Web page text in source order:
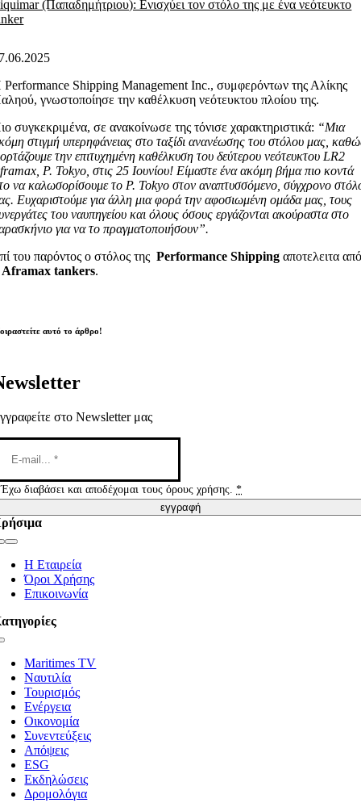
(Παπαδημήτριου): Ενισχύει τον στόλο της με ένα νεότευκτο
Performance Shipping Management Inc., συμφερόντων της Αλίκης
γνωστοποίησε την καθέλκυση νεότευκτου πλοίου της.
συγκεκριμένα, σε ανακοίνωσε της τόνισε χαρακτηριστικά: “Μια
στιγμή υπερηφάνειας στο ταξίδι ανανέωσης του στόλου μας,
την επιτυχημένη καθέλκυση του δεύτερου νεότευκτου LR2
P. Tokyo, στις 25 Ιουνίου! Είμαστε ένα ακόμη βήμα πιο κοντά
να καλωσορίσουμε το P. Tokyo στον αναπτυσσόμενο, σύγχρονο
Ευχαριστούμε για άλλη μια φορά την αφοσιωμένη ομάδα μας, τους
του ναυπηγείου και όλους όσους εργάζονται ακούραστα στο
για να το πραγματοποιήσουν”.
του παρόντος ο στόλος τηςPerformance Shipping αποτελειτα
Aframax tankers.
αυτό το άρθρο!
στο Newsletter μας
Έχω διαβάσει και αποδέχομαι τους όρους χρήσης.*
εγγραφή
Η Εταιρεία
Όροι Χρήσης
Επικοινωνία
Maritimes TV
Ναυτιλία
Τουρισμός
Ενέργεια
Οικονομία
Συνεντεύξεις
Απόψεις
ESG
Εκδηλώσεις
Δρομολόγια